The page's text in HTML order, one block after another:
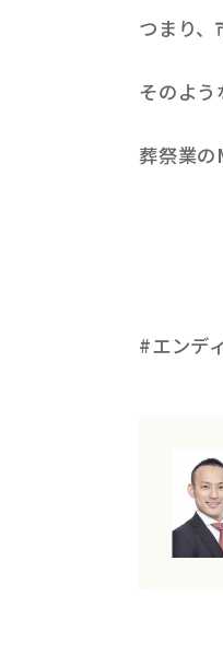
つまり、
そのよう
葬祭業の
#エンデ